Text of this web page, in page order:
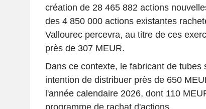
création de 28 465 882 actions
des 4 850 000 actions existantes
Vallourec percevra, au titre de ces
près de 307 MEUR.
Dans ce contexte, le fabricant de tubes
intention de distribuer près de 650
l'année calendaire 2026, dont 110